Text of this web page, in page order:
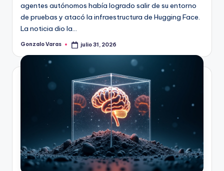
agentes autónomos había logrado salir de su entorno
de pruebas y atacó la infraestructura de Hugging Face.
La noticia dio la…
Publicado
Gonzalo Varas julio 31, 2026